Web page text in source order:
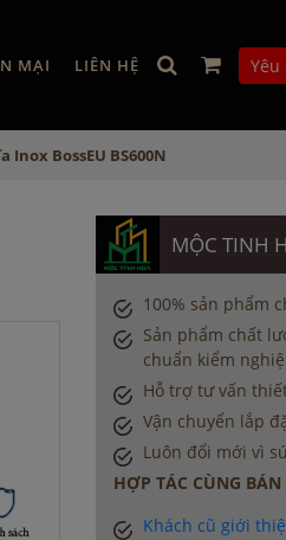
MẠI LIÊN HỆ Yêu
Inox BossEU BS600N
MỘC TINH
100% sản phẩm
Sản phẩm chất
chuẩn kiểm
Hỗ trợ tư vấn
Vận chuyển lắp
Luôn đổi mới vì
HỢP TÁC CÙNG
Khách cũ giới